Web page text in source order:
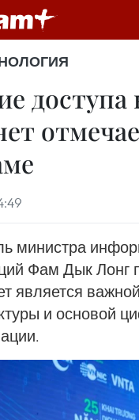
доступа
министра
Фам Дык Лонг
является
и основой